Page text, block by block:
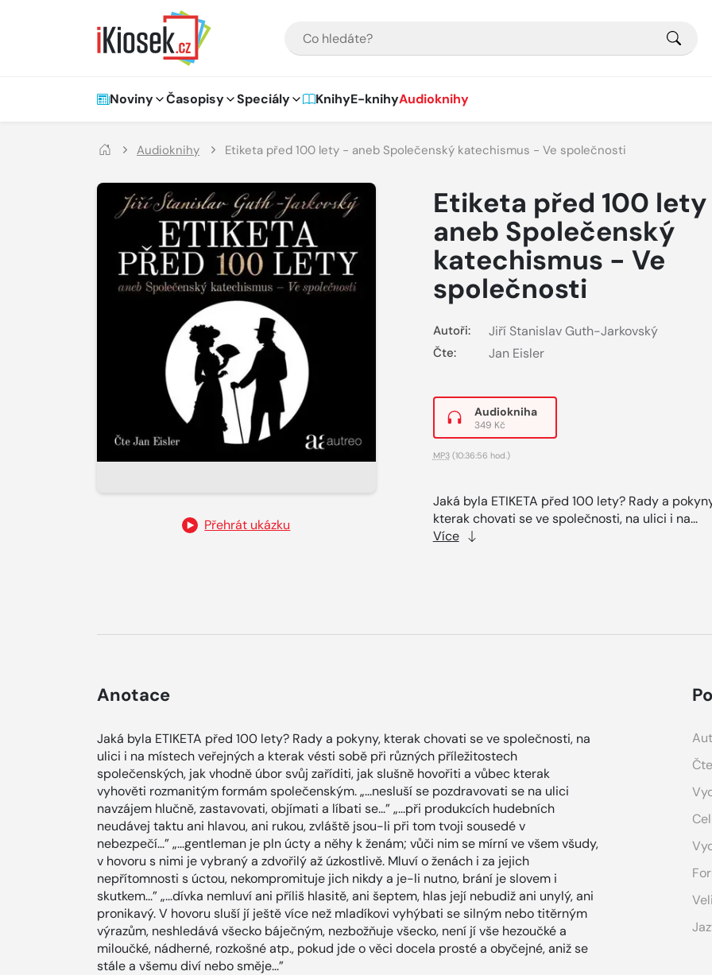
Hlavní navigace
Noviny Časopisy Speciály KnihyE-knihyAudioknihy
Audioknihy Etiketa před 100 lety - aneb Společenský katechismus - Ve společnosti
Přehrát ukázku
Etiketa před 100
aneb Společenský
katechismus - Ve
společnosti
Autoři: Jiří Stanislav Guth-Jarkovský
Čte: Jan Eisler
Audiokniha
349 Kč
MP3(10:36:56 hod.)
Jaká byla ETIKETA před 100 lety? Rady a
kterak chovati se ve společnosti, na ulici i na...
Více
Anotace
Jaká byla ETIKETA před 100 lety? Rady a pokyny, kterak chovati se ve společnosti, na
ulici i na místech veřejných a kterak vésti sobě při různých příležitostech
společenských, jak vhodně úbor svůj zaříditi, jak slušně hovořiti a vůbec kterak
vyhověti rozmanitým formám společenským. „...nesluší se pozdravovati se na ulici
navzájem hlučně, zastavovati, objímati a líbati se...” „...při produkcích hudebních
neudávej taktu ani hlavou, ani rukou, zvláště jsou-li při tom tvoji sousedé v
nebezpečí...” „...gentleman je pln úcty a něhy k ženám; vůči nim se mírní ve všem všudy,
v hovoru s nimi je vybraný a zdvořilý až úzkostlivě. Mluví o ženách i za jejich
nepřítomnosti s úctou, nekompromituje jich nikdy a je-li nutno, brání je slovem i
skutkem...” „...dívka nemluví ani příliš hlasitě, ani šeptem, hlas její nebudiž ani unylý, ani
pronikavý. V hovoru sluší jí ještě více než mladíkovi vyhýbati se silným nebo titěrným
výrazům, neshledává všecko báječným, nezbožňuje všecko, není jí vše hezoučké a
miloučké, nádherné, rozkošné atp., pokud jde o věci docela prosté a obyčejné, aniž se
stále a všemu diví nebo směje...”